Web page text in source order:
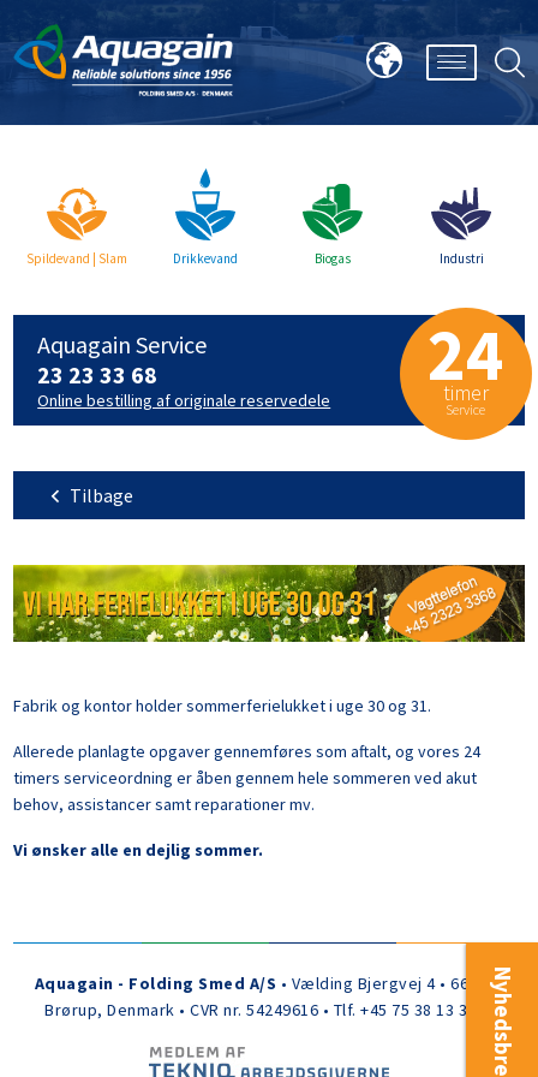
24
timer
Service
Aquagain Service
23 23 33 68
Online bestilling af originale reservedele
Spildevand | Slam Drikkevand Biogas Industri
Tilbage
Fabrik og kontor holder sommerferielukket i uge 30 og 31.
Allerede planlagte opgaver gennemføres som aftalt, og vores 24
timers serviceordning er åben gennem hele sommeren ved akut
behov, assistancer samt reparationer mv.
Vi ønsker alle en dejlig sommer.
Nyhedsbrev
Aquagain - Folding Smed A/S • Vælding Bjergvej 4 • 6650
Brørup, Denmark • CVR nr. 54249616 • Tlf. +45 75 38 13 30